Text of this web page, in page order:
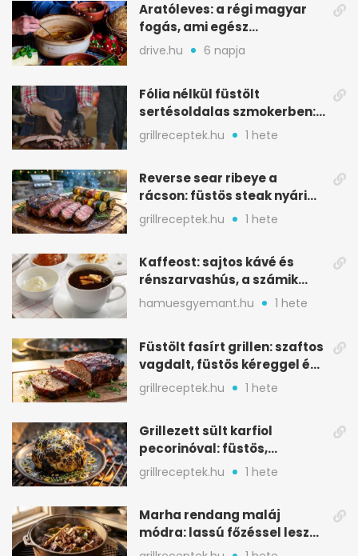
Aratóleves: a régi magyar
fogás, ami egész
csapatokat jóllakatott
drive.hu 6 napja
Fólia nélkül füstölt
sertésoldalas szmokerben:
ropogós bark, 6 óra
grillreceptek.hu 1 hete
Reverse sear ribeye a
rácson: füstös steak nyári
tökkebabbal
grillreceptek.hu 1 hete
Kaffeost: sajtos kávé és
rénszarvashús, a számik
melegítő itala
hamuesgyemant.hu 1 hete
Füstölt fasírt grillen: szaftos
vagdalt, füstös kéreggel és
BBQ mázzal
grillreceptek.hu 1 hete
Grillezett sült karfiol
pecorinóval: füstös,
karamellizált nyári kedvenc
grillreceptek.hu 1 hete
Marha rendang maláj
módra: lassú főzéssel lesz
igazán szaftos